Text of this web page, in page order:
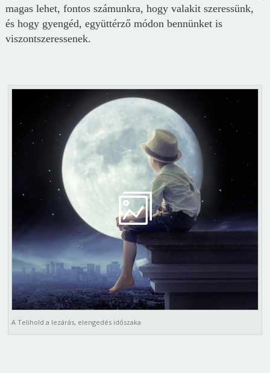
magas lehet, fontos számunkra, hogy valakit szeressünk,
és hogy gyengéd, együttérző módon bennünket is
viszontszeressenek.
A Telihold a lezárás, elengedés időszaka